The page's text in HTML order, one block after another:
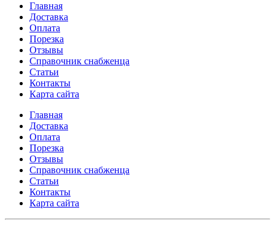
Главная
Доставка
Оплата
Порезка
Отзывы
Справочник снабженца
Статьи
Контакты
Карта сайта
Главная
Доставка
Оплата
Порезка
Отзывы
Справочник снабженца
Статьи
Контакты
Карта сайта